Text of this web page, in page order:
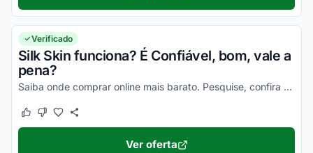
Verificado
Silk Skin funciona? É Confiável, bom, vale a
pena?
Saiba onde comprar online mais barato. Pesquise, confira os comentários e constate a eficiência desse item!
Este cupom funcionou
Este cupom não funcionou
Ver oferta